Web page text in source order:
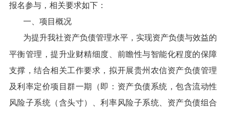
报名参与，相关要求如下：
一、项目概况
为提升我社资产负债管理水平，实现资产负债与效益的
平衡管理，提升业财精细度、前瞻性与智能化程度的保障
支撑，结合相关工作要求，拟开展贵州农信资产负债管理
及利率定价项目群一期（即：资产负债系统，包含流动性
风险子系统（含头寸）、利率风险子系统、资产负债组合